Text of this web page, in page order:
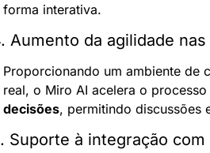
forma interativa.
Aumento da agilidade
Proporcionando um ambiente de
decisões, permitindo discussões
Suporte à integração